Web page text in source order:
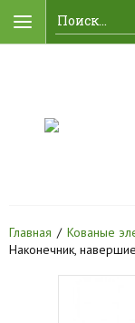
Главная Кованые
Наконечник,